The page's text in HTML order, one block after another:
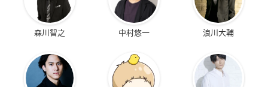
森川智之 中村悠一 浪川大輔